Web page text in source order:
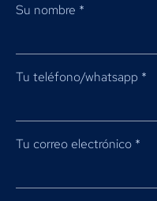
Su nombre *
Tu teléfono/whatsapp *
Tu correo electrónico *